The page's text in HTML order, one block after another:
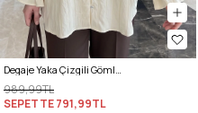
Degaje Yaka Çizgili Gömlek Y0121 - TEREYAĞ SARISI
989,99TL
SEPETTE791,99TL